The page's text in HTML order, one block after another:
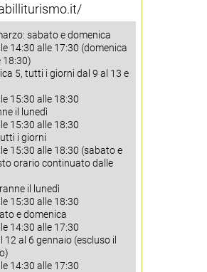
sabato e domenica
14:30 alle 17:30 (domenica
18:30)
5, tutti i giorni dal 9 al 13 e
15:30 alle 18:30
il lunedì
15:30 alle 18:30
i giorni
15:30 alle 18:30 (sabato e
orario continuato dalle
il lunedì
15:30 alle 18:30
e domenica
14:30 alle 17:30
12 al 6 gennaio (escluso il
14:30 alle 17:30